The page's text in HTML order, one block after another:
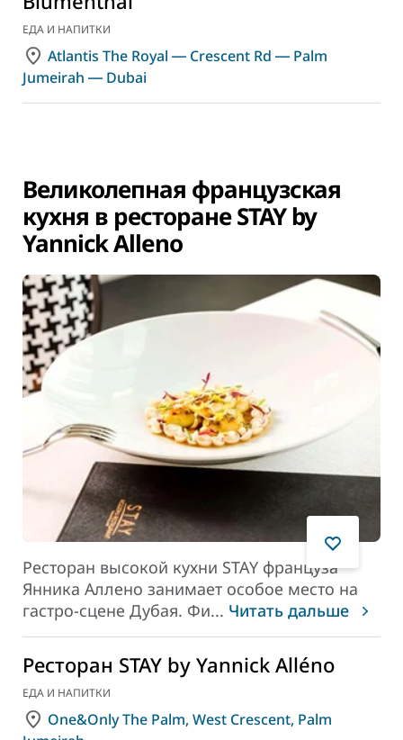
ЕДА И НАПИТКИ
Atlantis The Royal ― Crescent Rd ― Palm
Jumeirah ― Dubai
Великолепная французская
кухня в ресторане STAY by
Yannick Alleno
Ресторан высокой кухни STAY француза
Янника Аллено занимает особое место на
гастро-сцене Дубая. Фи... Читать дальше
Ресторан STAY by Yannick Alléno
ЕДА И НАПИТКИ
One&Only The Palm, West Crescent, Palm